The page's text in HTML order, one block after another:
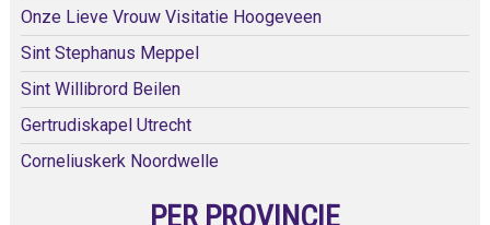
Onze Lieve Vrouw Visitatie Hoogeveen
Sint Stephanus Meppel
Sint Willibrord Beilen
Gertrudiskapel Utrecht
Corneliuskerk Noordwelle
PER PROVINCIE